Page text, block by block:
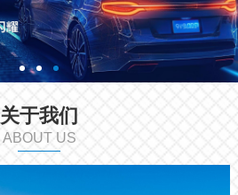
关于我们
ABOUT US